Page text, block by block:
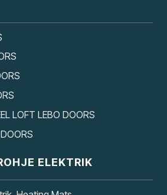
LOFT LEBO DOORS
ELEKTRIK